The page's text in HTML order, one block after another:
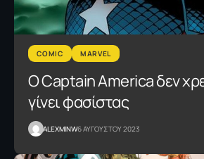
COMIC MARVEL
Ο Captain Αmerica δεν
γίνει φασίστας
ALEXMINW6 ΑΥΓΟΥΣΤΟΥ 2023